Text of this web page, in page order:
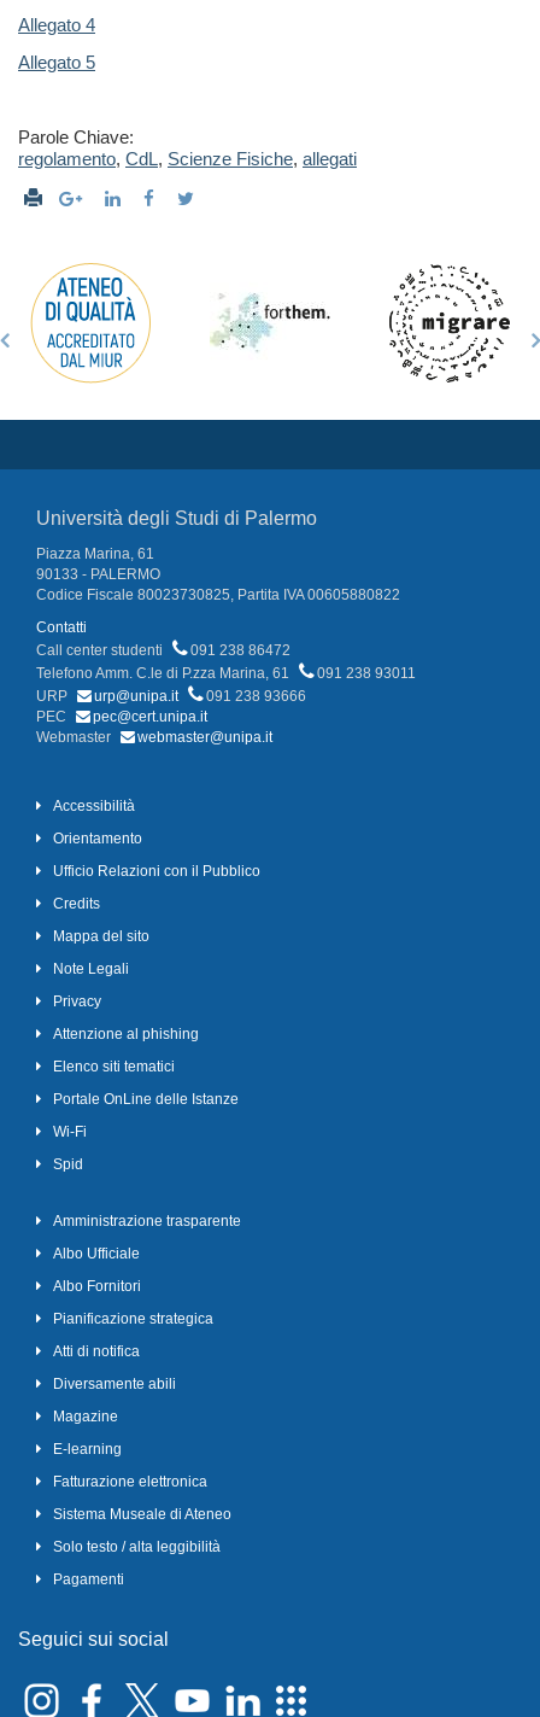
Allegato 4
Allegato 5
Parole Chiave:
regolamento, CdL, Scienze Fisiche, allegati
Università degli Studi di Palermo
Piazza Marina, 61
90133 - PALERMO
Codice Fiscale 80023730825, Partita IVA 00605880822
Contatti
Call center studenti
091 238 86472
Telefono Amm. C.le di P.zza Marina, 61
091 238 93011
URP
urp@unipa.it
091 238 93666
PEC
pec@cert.unipa.it
Webmaster
webmaster@unipa.it
Accessibilità
Orientamento
Ufficio Relazioni con il Pubblico
Credits
Mappa del sito
Note Legali
Privacy
Attenzione al phishing
Elenco siti tematici
Portale OnLine delle Istanze
Wi-Fi
Spid
Amministrazione trasparente
Albo Ufficiale
Albo Fornitori
Pianificazione strategica
Atti di notifica
Diversamente abili
Magazine
E-learning
Fatturazione elettronica
Sistema Museale di Ateneo
Solo testo / alta leggibilità
Pagamenti
Seguici sui social